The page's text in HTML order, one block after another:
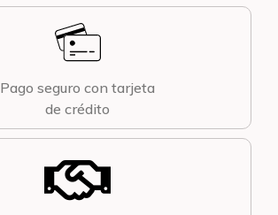
Pago seguro con tarjeta
de crédito